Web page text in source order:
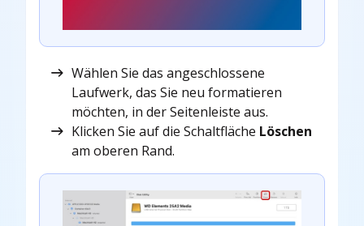
Wählen Sie das angeschlossene
Laufwerk, das Sie neu formatieren
möchten, in der Seitenleiste aus.
Klicken Sie auf die Schaltfläche Löschen
am oberen Rand.